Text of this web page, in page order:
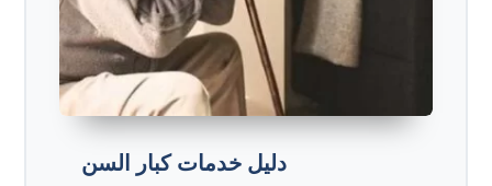
دليل خدمات كبار السن